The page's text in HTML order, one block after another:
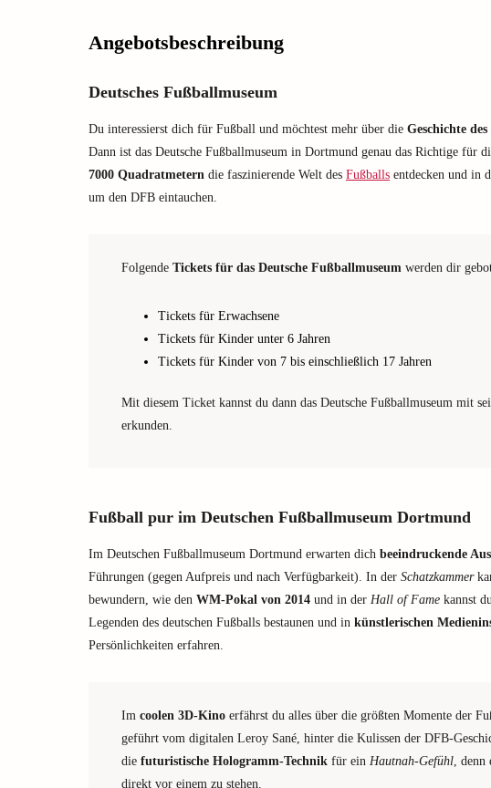
Angebotsbeschreibung
Deutsches Fußballmuseum
Du interessierst dich für Fußball und möchtest mehr über die Geschichte
Dann ist das Deutsche Fußballmuseum in Dortmund genau das Richtige für
7000 Quadratmetern die faszinierende Welt des Fußballs entdecken und in
um den DFB eintauchen.
Folgende Tickets für das Deutsche Fußballmuseum werden dir
Tickets für Erwachsene
Tickets für Kinder unter 6 Jahren
Tickets für Kinder von 7 bis einschließlich 17 Jahren
Mit diesem Ticket kannst du dann das Deutsche Fußballmuseum mit
erkunden.
Fußball pur im Deutschen Fußballmuseum Dortmund
Im Deutschen Fußballmuseum Dortmund erwarten dich beeindruckende
Führungen (gegen Aufpreis und nach Verfügbarkeit). In der Schatzkammer
bewundern, wie den WM-Pokal von 2014 und in der Hall of Fame kannst
Legenden des deutschen Fußballs bestaunen und in künstlerischen
Persönlichkeiten erfahren.
Im coolen 3D-Kino erfährst du alles über die größten Momente der
geführt vom digitalen Leroy Sané, hinter die Kulissen der DFB-
die futuristische Hologramm-Technik für ein Hautnah-Gefühl, denn
direkt vor einem zu stehen.